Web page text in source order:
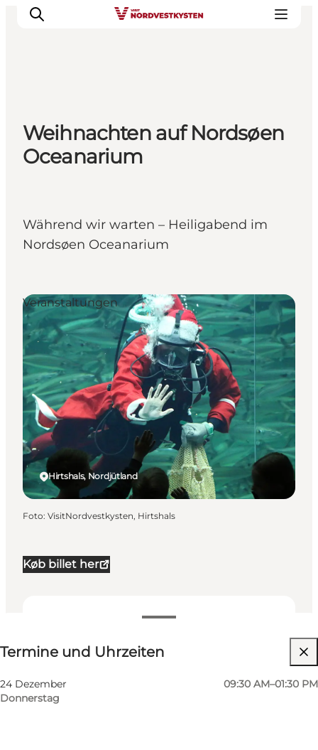
Urlaubsorte
Inspiration
Events
Weihnachten auf Nordsøen
Oceanarium
Während wir warten – Heiligabend im
Nordsøen Oceanarium
Køb billet her
Termine und Uhrzeiten
Termine und Uhrzeiten
24 Dezember
Donnerstag
09:30 AM–01:30 PM
Website besuchen
Hirtshals, Nordjütland
Veranstaltungen
Foto: VisitNordvestkysten, Hirtshals